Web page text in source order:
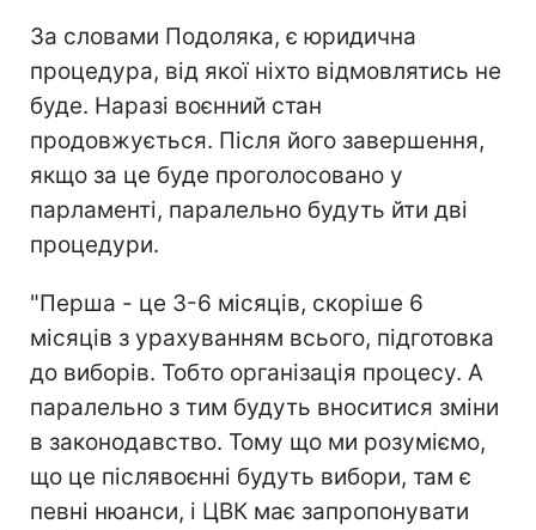
За словами Подоляка, є юридична
процедура, від якої ніхто відмовлятись не
буде. Наразі воєнний стан
продовжується. Після його завершення,
якщо за це буде проголосовано у
парламенті, паралельно будуть йти дві
процедури.
"Перша - це 3-6 місяців, скоріше 6
місяців з урахуванням всього, підготовка
до виборів. Тобто організація процесу. А
паралельно з тим будуть вноситися зміни
в законодавство. Тому що ми розуміємо,
що це післявоєнні будуть вибори, там є
певні нюанси, і ЦВК має запропонувати